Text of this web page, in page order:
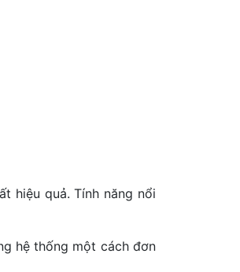
hiệu quả. Tính năng nổi
hệ thống một cách đơn